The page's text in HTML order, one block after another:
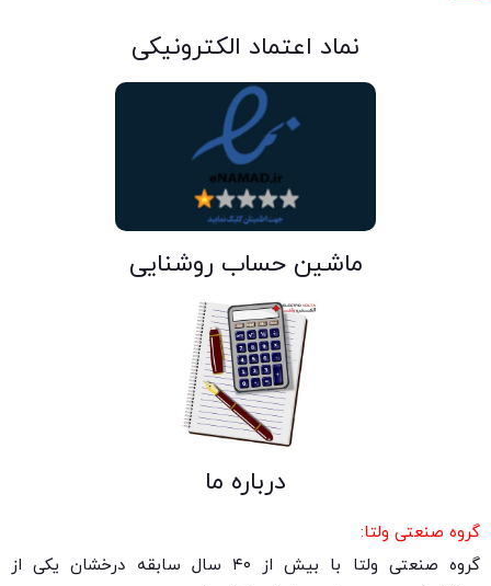
نماد اعتماد الکترونیکی
ماشین حساب روشنایی
درباره ما
گروه صنعتی ولتا:
گروه صنعتی ولتا با بیش از ۴۰ سال سابقه درخشان یکی از